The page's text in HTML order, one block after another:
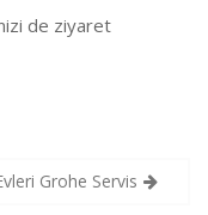
de ziyaret
Grohe Servis